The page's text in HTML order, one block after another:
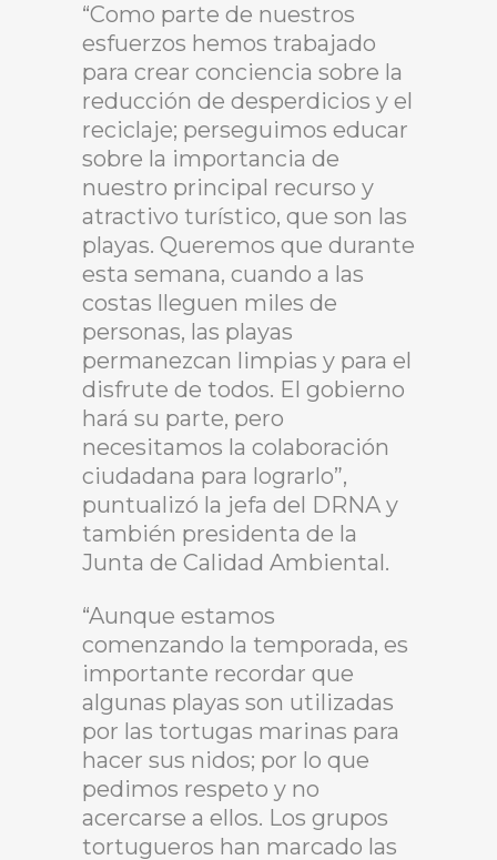
“Como parte de nuestros
esfuerzos hemos trabajado
para crear conciencia sobre la
reducción de desperdicios y el
reciclaje; perseguimos educar
sobre la importancia de
nuestro principal recurso y
atractivo turístico, que son las
playas. Queremos que durante
esta semana, cuando a las
costas lleguen miles de
personas, las playas
permanezcan limpias y para el
disfrute de todos. El gobierno
hará su parte, pero
necesitamos la colaboración
ciudadana para lograrlo”,
puntualizó la jefa del DRNA y
también presidenta de la
Junta de Calidad Ambiental.
“Aunque estamos
comenzando la temporada, es
importante recordar que
algunas playas son utilizadas
por las tortugas marinas para
hacer sus nidos; por lo que
pedimos respeto y no
acercarse a ellos. Los grupos
tortugueros han marcado las